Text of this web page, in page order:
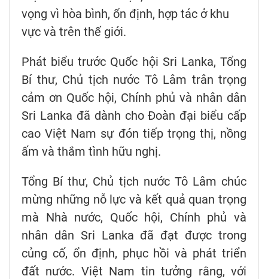
vọng vì hòa bình, ổn định, hợp tác ở khu
vực và trên thế giới.
Phát biểu trước Quốc hội Sri Lanka, Tổng
Bí thư, Chủ tịch nước Tô Lâm trân trọng
cảm ơn Quốc hội, Chính phủ và nhân dân
Sri Lanka đã dành cho Đoàn đại biểu cấp
cao Việt Nam sự đón tiếp trọng thị, nồng
ấm và thắm tình hữu nghị.
Tổng Bí thư, Chủ tịch nước Tô Lâm chúc
mừng những nỗ lực và kết quả quan trọng
mà Nhà nước, Quốc hội, Chính phủ và
nhân dân Sri Lanka đã đạt được trong
củng cố, ổn định, phục hồi và phát triển
đất nước. Việt Nam tin tưởng rằng, với